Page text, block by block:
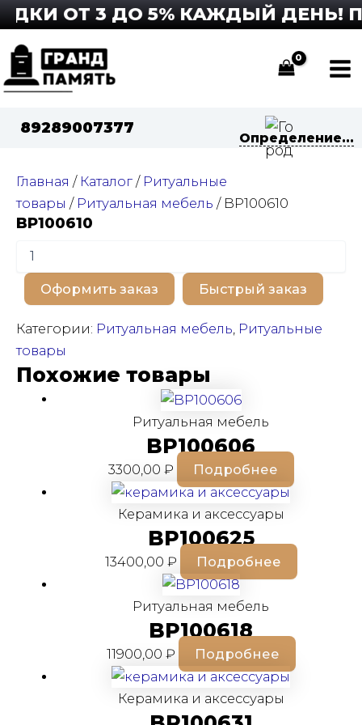
Перейти
к
содержимому
ОТ 3 ДО 5% КАЖДЫЙ ДЕНЬ!
89289007377
Определение...
Главная / Каталог / Ритуальные
товары / Ритуальная мебель / BP100610
BP100610
Количество
товара
BP100610
Оформить заказ Быстрый заказ
Категории: Ритуальная мебель, Ритуальные
товары
Похожие товары
Ритуальная мебель
BP100606
3300,00 ₽ Подробнее
Керамика и аксессуары
BP100625
13400,00 ₽ Подробнее
Ритуальная мебель
BP100618
11900,00 ₽ Подробнее
Керамика и аксессуары